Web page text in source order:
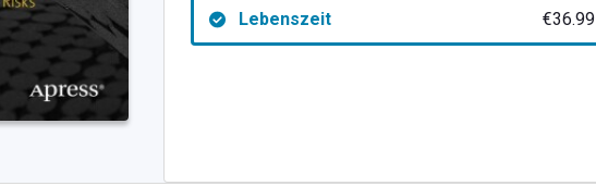
Lebenszeit €36.99